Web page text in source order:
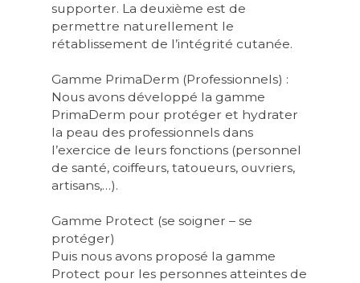
supporter. La deuxième est de
permettre naturellement le
rétablissement de l’intégrité cutanée.
Gamme PrimaDerm (Professionnels) :
Nous avons développé la gamme
PrimaDerm pour protéger et hydrater
la peau des professionnels dans
l’exercice de leurs fonctions (personnel
de santé, coiffeurs, tatoueurs, ouvriers,
artisans,…).
Gamme Protect (se soigner – se
protéger)
Puis nous avons proposé la gamme
Protect pour les personnes atteintes de